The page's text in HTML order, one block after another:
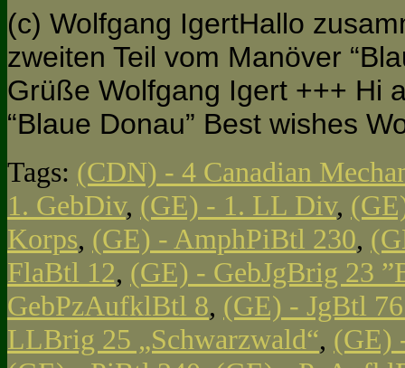
(c) Wolfgang IgertHallo
zweiten Teil vom Manöver
Grüße Wolfgang Igert +++ Hi
“Blaue Donau” Best wishes
Tags: (CDN) - 4 Canadian
1. GebDiv, (GE) - 1. LL Div,
Korps, (GE) - AmphPiBtl 230,
FlaBtl 12, (GE) - GebJgBrig 23
GebPzAufklBtl 8, (GE) - JgBtl
LLBrig 25 „Schwarzwald“, (GE)